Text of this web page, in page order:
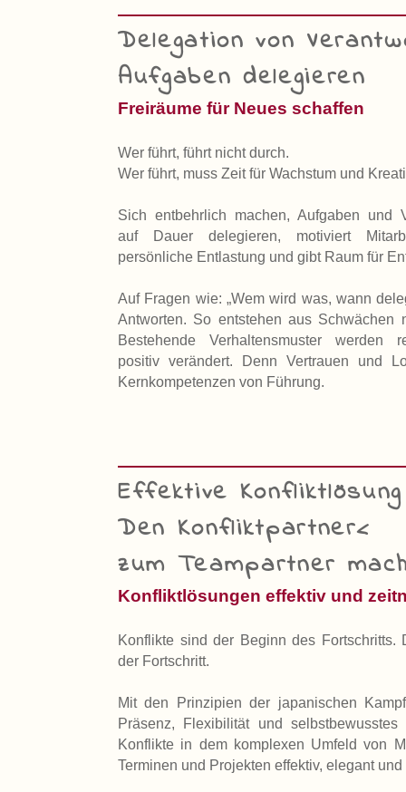
Delegation von
Aufgaben delegieren
Freiräume für Neues schaffen
Wer führt, führt nicht durch.
Wer führt, muss Zeit für Wachstum und
Sich entbehrlich machen, Aufgaben und
auf Dauer delegieren, motiviert
persönliche Entlastung und gibt Raum für
Auf Fragen wie: „Wem wird was, wann
Antworten. So entstehen aus Schwächen
Bestehende Verhaltensmuster werden
positiv verändert. Denn Vertrauen und
Kernkompetenzen von Führung.
Effektive Konfliktlösung
Den Konfliktpartner<
zum Teampartner
Konfliktlösungen effektiv und
Konflikte sind der Beginn des Fortschritts.
der Fortschritt.
Mit den Prinzipien der japanischen
Präsenz, Flexibilität und
Konflikte in dem komplexen Umfeld von
Terminen und Projekten effektiv, elegant